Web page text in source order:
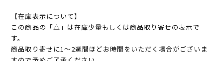
【在庫表示について】
この商品の「△」は在庫少量もしくは商品取り寄せの表示で
す。
商品取り寄せに1～2週間ほどお時間をいただく場合がございま